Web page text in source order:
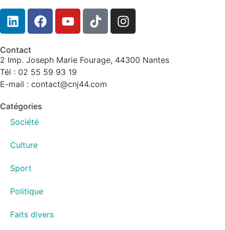
Contact
2 Imp. Joseph Marie Fourage, 44300 Nantes
Tél : 02 55 59 93 19
E-mail : contact@cnj44.com
Catégories
Société
Culture
Sport
Politique
Faits divers